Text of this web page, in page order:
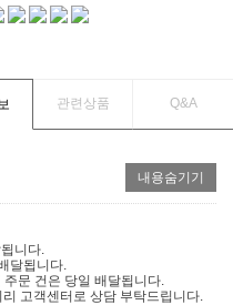
관련상품 Q&A
내용숨기기
니다.
달됩니다.
문 건은 당일 배달됩니다.
고객센터로 상담 부탁드립니다.